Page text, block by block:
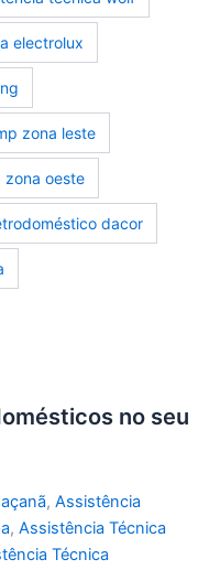
electrolux
zona leste
zona oeste
dacor
no seu
, Assistência
, Assistência Técnica
Técnica